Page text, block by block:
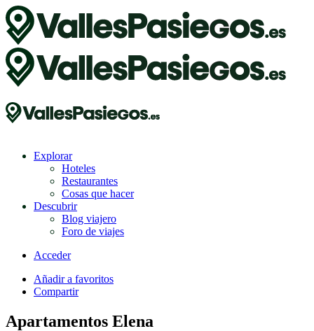
Explorar
Hoteles
Restaurantes
Cosas que hacer
Descubrir
Blog viajero
Foro de viajes
Acceder
Añadir a favoritos
Compartir
Apartamentos Elena